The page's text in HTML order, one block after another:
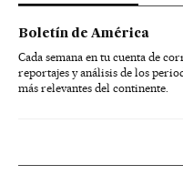
Boletín de América
Cada semana en tu cuenta de
reportajes y análisis de los
más relevantes del continente.